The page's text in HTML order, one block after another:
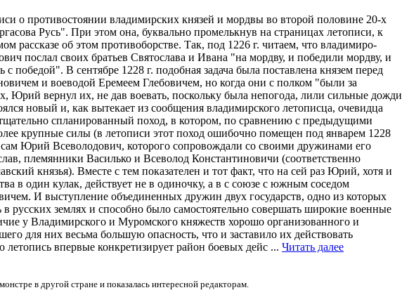
о противостоянии владимирских князей и мордвы во второй половине 20-х
Русь". При этом она, буквально промелькнув на страницах летописи, к
рассказе об этом противоборстве. Так, под 1226 г. читаем, что владимиро-
послал своих братьев Святослава и Ивана "на мордву, и победили мордву, и
с победой". В сентябре 1228 г. подобная задача была поставлена князем перед
и воеводой Еремеем Глебовичем, но когда они с полком "были за
Юрий вернул их, не дав воевать, поскольку была непогода, лили сильные дожди
новый и, как вытекает из сообщения владимирского летописца, очевидца
спланированный поход, в котором, по сравнению с предыдущими
крупные силы (в летописи этот поход ошибочно помещен под январем 1228
Юрий Всеволодович, которого сопровождали со своими дружинами его
племянники Василько и Всеволод Константиновичи (соответственно
князья). Вместе с тем показателен и тот факт, что на сей раз Юрий, хотя и
в один кулак, действует не в одиночку, а в с союзе с южным соседом
И выступление объединенных дружин двух государств, одно из которых
русских землях и способно было самостоятельно совершать широкие военные
у Владимирского и Муромского княжеств хорошо организованного и
для них весьма большую опасность, что и заставило их действовать
летопись впервые конкретизирует район боевых дейс ... Читать далее
в другой стране и показалась интересной редакторам.